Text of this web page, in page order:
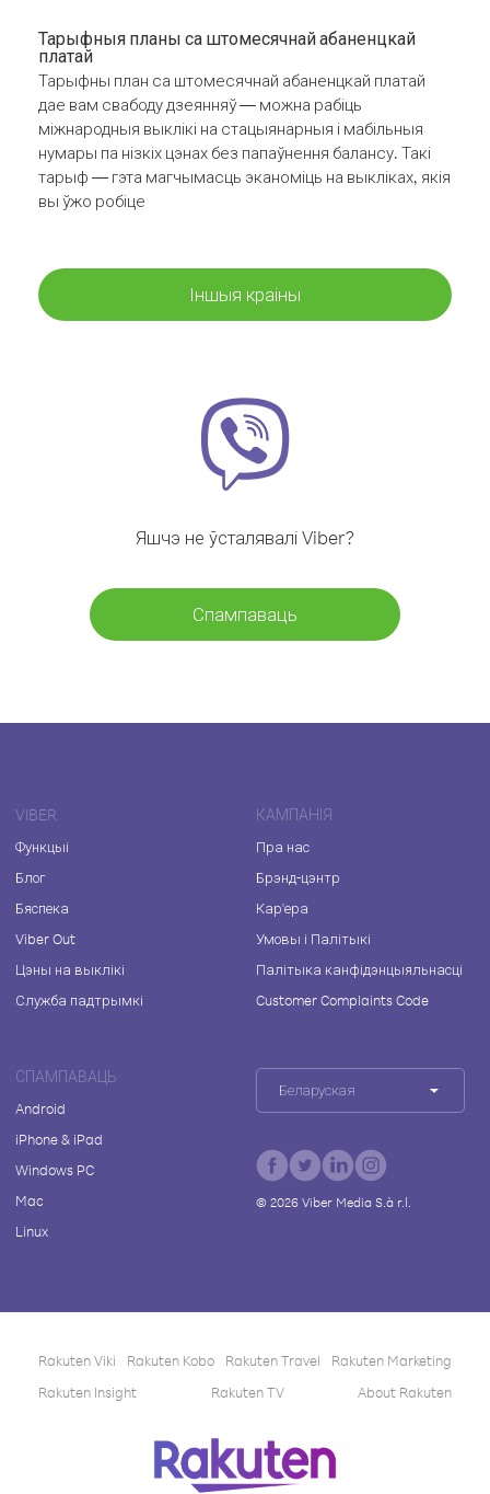
Тарыфныя планы са штомесячнай абаненцкай
платай
Тарыфны план са штомесячнай абаненцкай платай
дае вам свабоду дзеянняў — можна рабіць
міжнародныя выклікі на стацыянарныя і мабільныя
нумары па нізкіх цэнах без папаўнення балансу. Такі
тарыф — гэта магчымасць эканоміць на выкліках, якія
вы ўжо робіце
Іншыя краіны
Яшчэ не ўсталявалі Viber?
Спампаваць
VIBER
Функцыі
Блог
Бяспека
Viber Out
Цэны на выклікі
Служба падтрымкі
КАМПАНІЯ
Пра нас
Брэнд-цэнтр
Кар'ера
Умовы і Палітыкі
Палітыка канфідэнцыяльнасці
Customer Complaints Code
СПАМПАВАЦЬ
Android
iPhone & iPad
Windows PC
Mac
Linux
Беларуская
© 2026Viber Media S.à r.l.
Rakuten Viki Rakuten Kobo Rakuten Travel
Rakuten Marketing
Rakuten Insight
Rakuten TV About Rakuten